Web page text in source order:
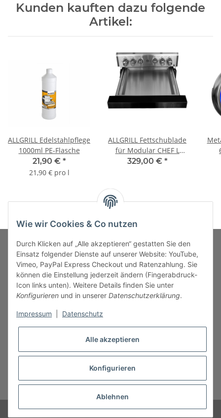
Kunden kauften dazu folgende
Artikel:
ALLGRILL Edelstahlpflege
1000ml PE-Flasche
21,90 € *
21,90 € pro l
ALLGRILL Fettschublade
für Modular CHEF L
Black
329,00 € *
MARKENWELT
SERVICE
INFORMATIONEN
* Alle Preise inkl. gesetzlicher USt., zzgl.Versand
© B.M.S-Burger GmbH
Wie wir Cookies & Co nutzen
Durch Klicken auf „Alle akzeptieren“ gestatten Sie den
Einsatz folgender Dienste auf unserer Website: YouTube,
Vimeo, PayPal Express Checkout und Ratenzahlung. Sie
können die Einstellung jederzeit ändern (Fingerabdruck-
Icon links unten). Weitere Details finden Sie unter
Konfigurieren und in unserer Datenschutzerklärung.
Impressum Datenschutz
Alle akzeptieren
Konfigurieren
Ablehnen